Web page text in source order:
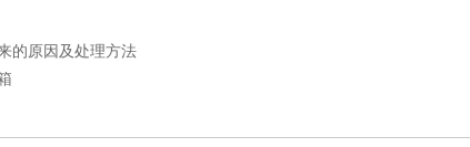
的原因及处理方法